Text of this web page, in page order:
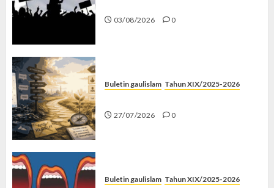
03/08/2026 0
Buletin gaulislam Tahun XIX/2025-2026
27/07/2026 0
Buletin gaulislam Tahun XIX/2025-2026